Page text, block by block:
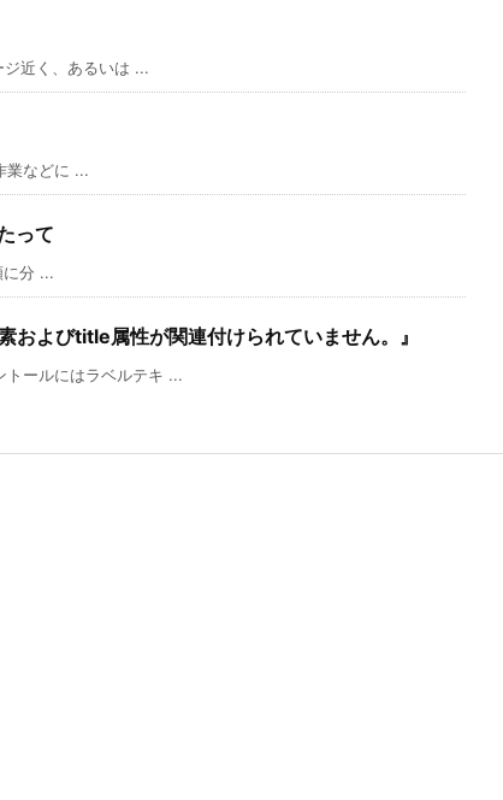
近く、あるいは ...
業などに ...
って
分 ...
よびtitle属性が関連付けられていません。』
トールにはラベルテキ ...